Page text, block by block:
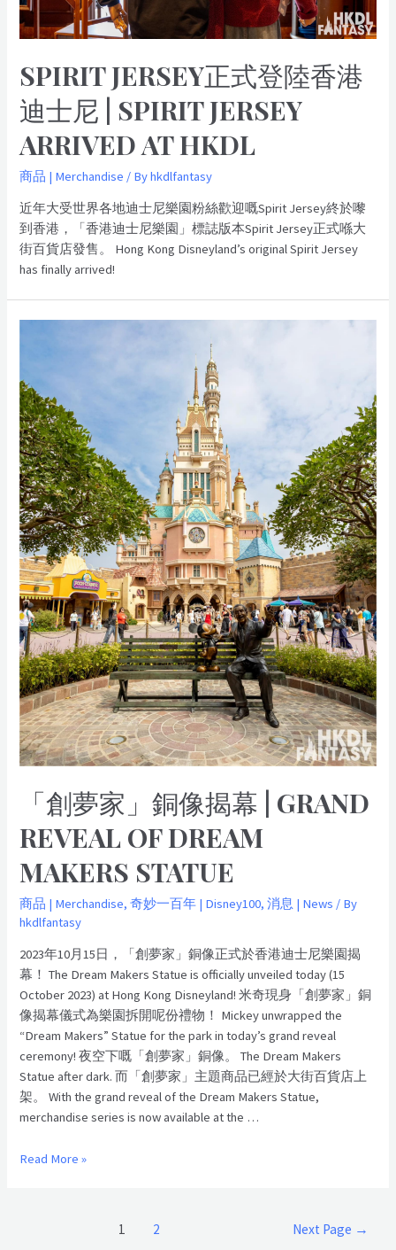
SPIRIT JERSEY正式登陸香港
迪士尼 | SPIRIT JERSEY
ARRIVED AT HKDL
商品 | Merchandise / Byhkdlfantasy
近年大受世界各地迪士尼樂園粉絲歡迎嘅Spirit Jersey終於嚟
到香港，「香港迪士尼樂園」標誌版本Spirit Jersey正式喺大
街百貨店發售。 Hong Kong Disneyland’s original Spirit Jersey
has finally arrived!
「創夢家」銅像揭幕 | GRAND
REVEAL OF DREAM
MAKERS STATUE
商品 | Merchandise,奇妙一百年 | Disney100,消息 | News / By
hkdlfantasy
2023年10月15日，「創夢家」銅像正式於香港迪士尼樂園揭
幕！ The Dream Makers Statue is officially unveiled today (15
October 2023) at Hong Kong Disneyland! 米奇現身「創夢家」銅
像揭幕儀式為樂園拆開呢份禮物！ Mickey unwrapped the
“Dream Makers” Statue for the park in today’s grand reveal
ceremony! 夜空下嘅「創夢家」銅像。 The Dream Makers
Statue after dark. 而「創夢家」主題商品已經於大街百貨店上
架。 With the grand reveal of the Dream Makers Statue,
merchandise series is now available at the …
銅
像
揭
幕
|
Grand
Reveal
of
Dream
Makers
Statue
Read More »
1 2 Next Page →